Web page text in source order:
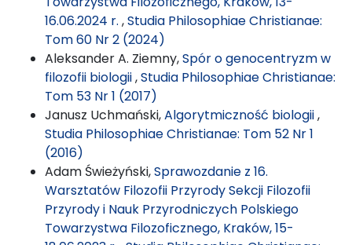
16.06.2024 r. ,Studia Philosophiae Christianae:
Tom 60 Nr 2 (2024)
Aleksander A. Ziemny,Spór o genocentryzm w
filozofii biologii,Studia Philosophiae Christianae:
Tom 53 Nr 1 (2017)
Janusz Uchmański,Algorytmiczność biologii,
Studia Philosophiae Christianae: Tom 52 Nr 1
(2016)
Adam Świeżyński,Sprawozdanie z 16.
Warsztatów Filozofii Przyrody Sekcji Filozofii
Przyrody i Nauk Przyrodniczych Polskiego
Towarzystwa Filozoficznego, Kraków, 15-